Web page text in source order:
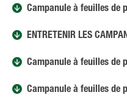
Campanule à feuilles de
ENTRETENIR LES
Campanule à feuilles de
Campanule à feuilles de